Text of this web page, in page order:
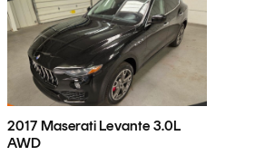
2017 Maserati Levante 3.0L
AWD